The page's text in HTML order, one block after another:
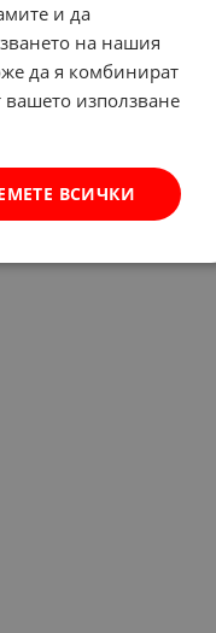
и да
на нашия
да я комбинират
вашето използване
ВСИЧКИ